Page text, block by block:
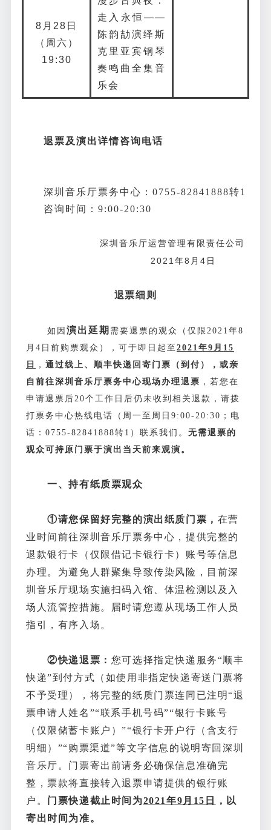
8月28日
（周六）
19:30
走入永恒——
陈韵劼演绎斯
克里亚宾钢琴
奏鸣曲全集音
乐会
退票及演出详情咨询电话
深圳音乐厅票务中心：0755-82841888转1
咨询时间：9:00-20:30
深圳音乐厅运营管理有限责任公司
2021年8月4日
退票细则
如因演出延期 需要退票的观众（仅限2021年8
月4日前购票观众），可于即日起至 2021年9月15
日
， 通过线上、顺丰快递回寄门票（到付），或亲
自前往深圳音乐厅票务中心现场办理退票 ，若您在
申请退票后20个工作日后仍未收到相关退款，请拨
打票务中心热线电话（周一至周日9:00-20:30；电
话：0755-82841888转1）联系我们。 无需退票的
观众可持原门票于演出当天前来观演。
一、持有纸质票观众
①请您保留好完整的演出纸质门票， 在营
业时间前往深圳音乐厅票务中心，提供完整的
退款银行卡（仅限借记卡银行卡）账号等信息
办理。为避免人群聚集导致传染风险，目前深
圳音乐厅现场实施扫码入馆、体温检测以及入
场人流管控措施。届时请您遵从现场工作人员
指引，有序入场。
②快递退票： 您可选择指定快递服务“顺丰
快递”到付方式（如使用非指定快递寄送门票将
不予受理），将完整的纸质门票连同已注明“退
票申请人姓名”“联系手机号码”“银行卡账号
（仅限储蓄卡账户）”“银行卡开户行（含支行
明细）”“购票渠道”等文字信息的说明寄回深圳
音乐厅。门票寄出前请务必确保信息准确完
整，票款将直接转入退票申请提供的银行账
户。 门票快递截止时间为2021年9月15日
，以
寄出时间为准。